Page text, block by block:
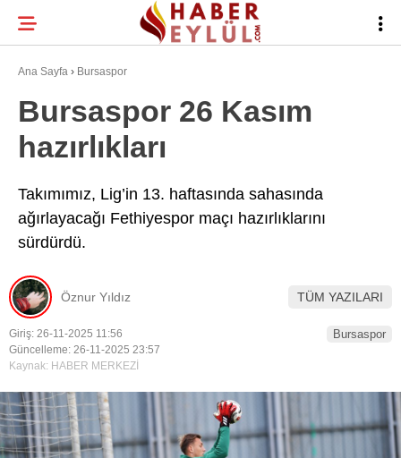
Youtube
30.4
BURSA HABERLERI
GÜNDEM
TEKNOLOJI
Ana Sayfa › Bursaspor
Bursaspor 26 Kasım
hazırlıkları
Takımımız, Lig’in 13. haftasında sahasında
ağırlayacağı Fethiyespor maçı hazırlıklarını
sürdürdü.
Öznur Yıldız TÜM YAZILARI
Giriş: 26-11-2025 11:56
Güncelleme: 26-11-2025 23:57
Kaynak: HABER MERKEZİ
Bursaspor